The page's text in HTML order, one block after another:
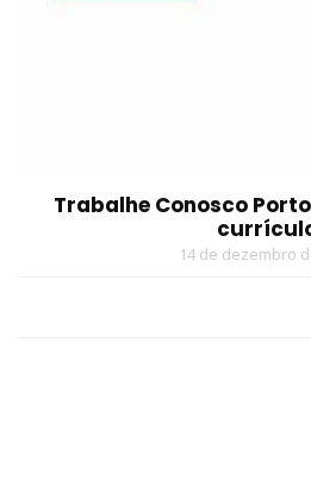
Trabalhe Conosco
14 de dezembro